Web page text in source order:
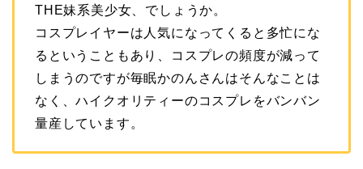
THE妹系美少女、でしょうか。
コスプレイヤーは人気になってくると多忙にな
るということもあり、コスプレの頻度が減って
しまうのですが毎眠かのんさんはそんなことは
なく、ハイクオリティーのコスプレをバンバン
量産しています。